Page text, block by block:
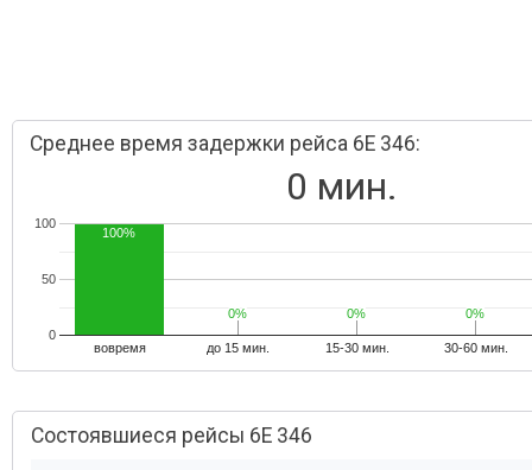
Среднее время задержки рейса 6E 346:
0 мин.
вовремя до 15 мин. 15-30 мин. 30-60 мин.
0
50
100
100%
0%
0% 0%
0% 0%
0%
Состоявшиеся рейсы 6E 346